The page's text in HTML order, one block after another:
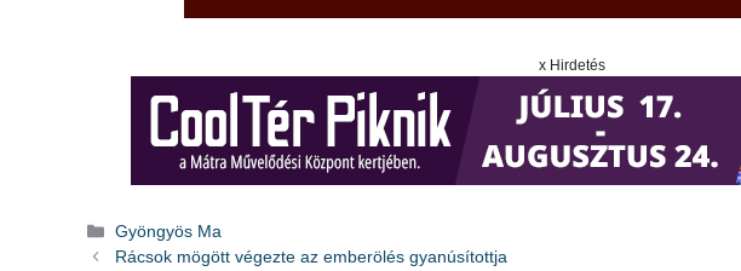
x Hirdetés
Kategória
Gyöngyös Ma
Rácsok mögött végezte az emberölés gyanúsítottja